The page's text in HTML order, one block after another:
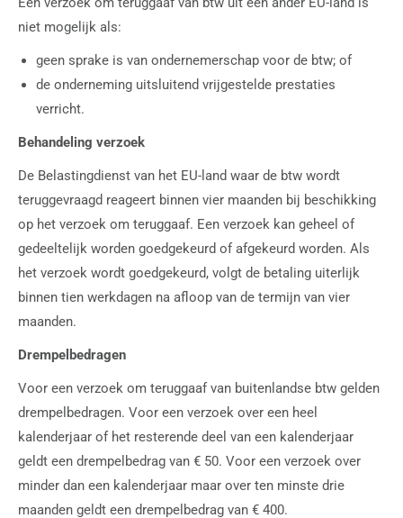
niet mogelijk als:
geen sprake is van ondernemerschap voor de btw; of
de onderneming uitsluitend vrijgestelde prestaties
verricht.
Behandeling verzoek
De Belastingdienst van het EU-land waar de btw wordt
teruggevraagd reageert binnen vier maanden bij beschikking
op het verzoek om teruggaaf. Een verzoek kan geheel of
gedeeltelijk worden goedgekeurd of afgekeurd worden. Als
het verzoek wordt goedgekeurd, volgt de betaling uiterlijk
binnen tien werkdagen na afloop van de termijn van vier
maanden.
Drempelbedragen
Voor een verzoek om teruggaaf van buitenlandse btw gelden
drempelbedragen. Voor een verzoek over een heel
kalenderjaar of het resterende deel van een kalenderjaar
geldt een drempelbedrag van € 50. Voor een verzoek over
minder dan een kalenderjaar maar over ten minste drie
maanden geldt een drempelbedrag van € 400.